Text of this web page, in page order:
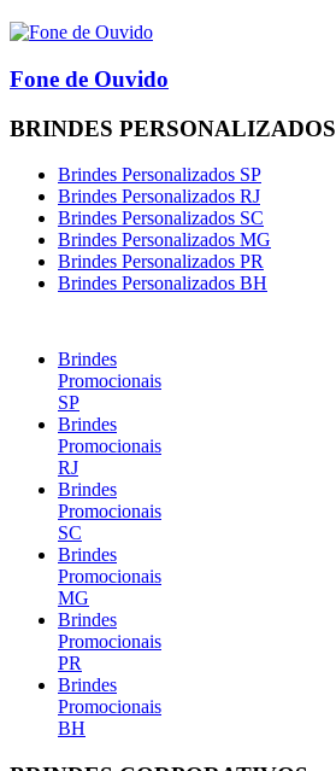
Fone de Ouvido
BRINDES PERSONALIZADOS
Brindes Personalizados SP
Brindes Personalizados RJ
Brindes Personalizados SC
Brindes Personalizados MG
Brindes Personalizados PR
Brindes Personalizados BH
Brindes
Promocionais
SP
Brindes
Promocionais
RJ
Brindes
Promocionais
SC
Brindes
Promocionais
MG
Brindes
Promocionais
PR
Brindes
Promocionais
BH